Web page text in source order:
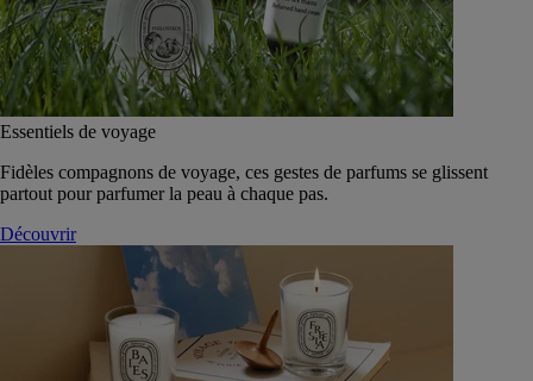
Essentiels de voyage
Fidèles compagnons de voyage, ces gestes de parfums se glissent
partout pour parfumer la peau à chaque pas.
Découvrir